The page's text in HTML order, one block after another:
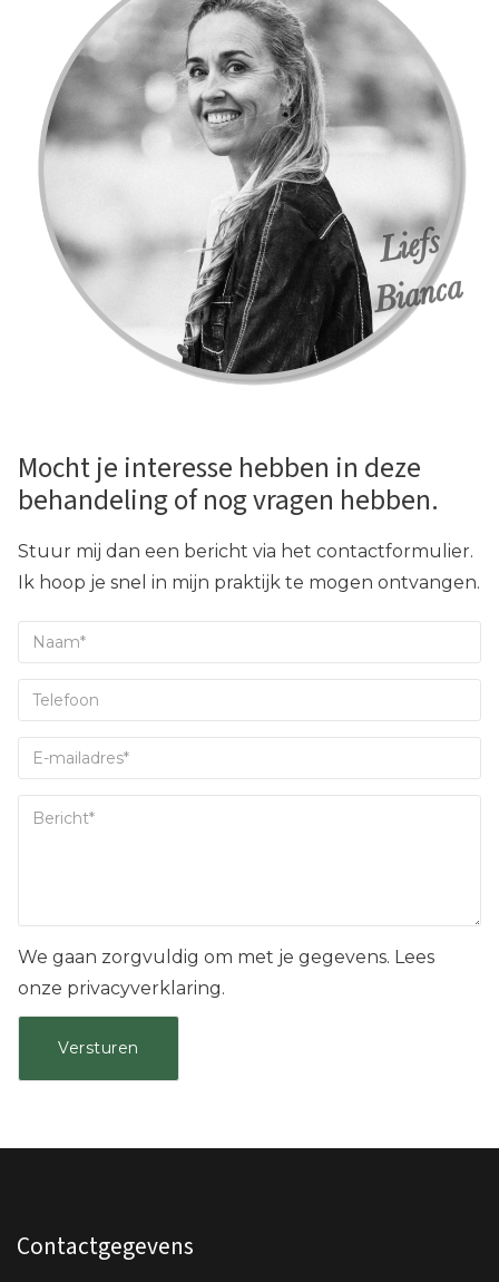
Mocht je interesse hebben in deze
behandeling of nog vragen hebben.
Stuur mij dan een bericht via het contactformulier.
Ik hoop je snel in mijn praktijk te mogen ontvangen.
We gaan zorgvuldig om met je gegevens. Lees
onze privacyverklaring.
Contactgegevens